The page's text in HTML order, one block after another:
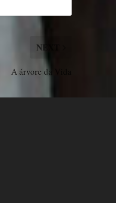
NEXT
A árvore da Vida